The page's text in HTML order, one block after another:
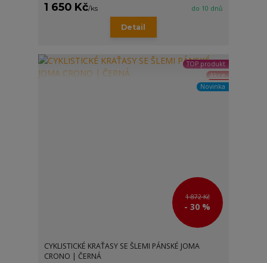
1 650 Kč/ks do 10 dnů
Detail
TOP produkt
Akce
Novinka
1 872 Kč
- 30 %
CYKLISTICKÉ KRAŤASY SE ŠLEMI PÁNSKÉ JOMA
CRONO | ČERNÁ